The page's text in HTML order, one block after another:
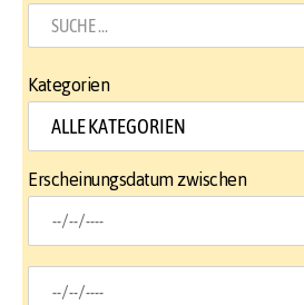
Kategorien
Erscheinungsdatum zwischen